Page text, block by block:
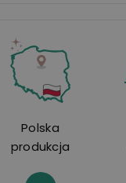
Polska
produkcja